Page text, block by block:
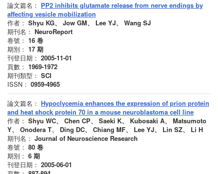
論文篇名： PP2 inhibits glutamate release from nerve endings by
affecting vesicle mobilization
作者： Shyu KG、 Jow GM、 Lee YJ、 Wang SJ
期刊名： NeuroReport
卷號： 16 卷
期別： 17 期
刊登日期： 2005-11-01
頁數： 1969-1972
期刊類型： SCI
ISSN： 0959-4965
論文篇名： Hypoclycemia enhances the expression of prion protein
and heat shock protein 70 in a mouse neuroblastoma cell line
作者： Shyu WC、 Chen CP、 Saeki K、 Kubosaki A、 Matsumoto
Y、 Onodera T、 Ding DC、 Chiang MF、 Lee YJ、 Lin SZ、 Li H
期刊名： Journal of Neuroscience Research
卷號： 80 卷
期別： 6 期
刊登日期： 2005-06-01